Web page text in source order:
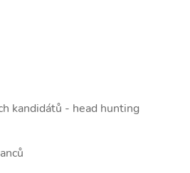
kandidátů - head hunting